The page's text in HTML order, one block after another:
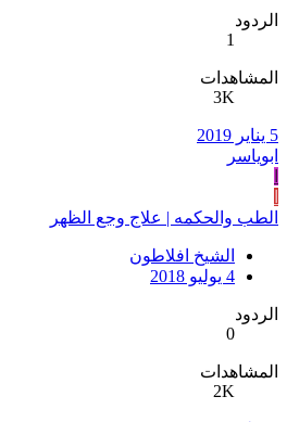
الردود
1
المشاهدات
3K
5 يناير 2019
ابوياسر
الطب والحكمه | علاج وجع الظهر
الشيخ افلاطون
4 يوليو 2018
الردود
0
المشاهدات
2K